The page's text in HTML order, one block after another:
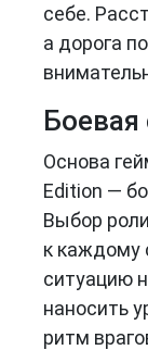
себе.
а дорога
Боевая
Основа
Edition —
Выбор
к каждому
ситуацию
наносить
ритм